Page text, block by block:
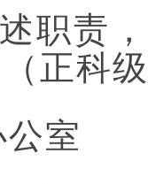
职责
（ 正科级
室